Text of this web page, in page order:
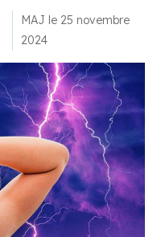
MAJ le 25 novembre
2024